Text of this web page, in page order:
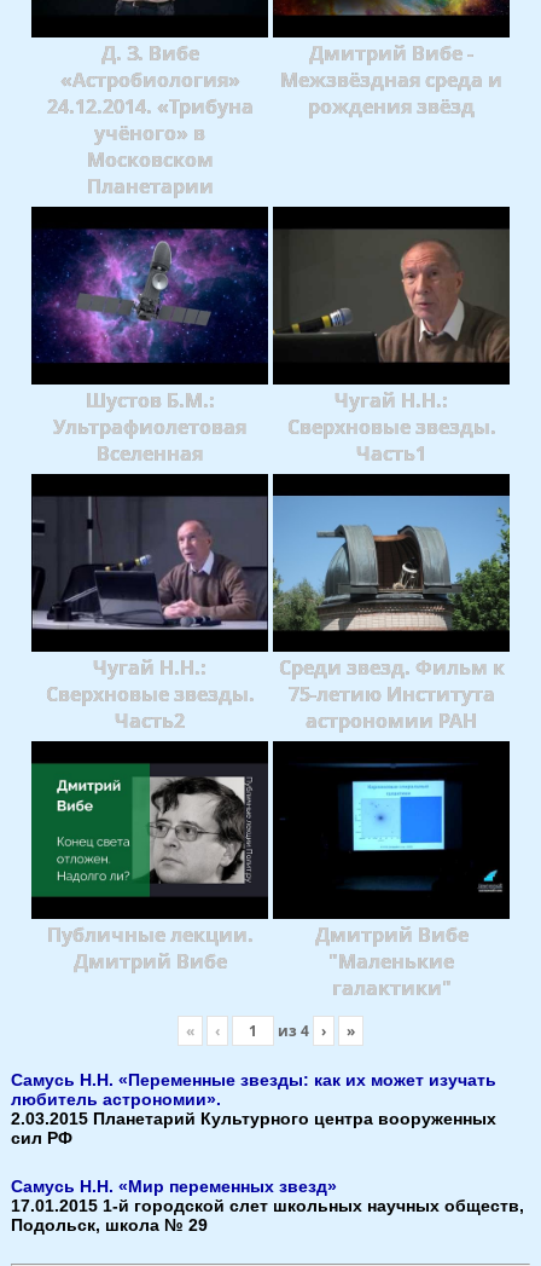
Д. З. Вибе
«Астробиология»
24.12.2014. «Трибуна
учёного» в
Московском
Планетарии
Дмитрий Вибе -
Межзвёздная среда и
рождения звёзд
Шустов Б.М.:
Ультрафиолетовая
Вселенная
Чугай Н.Н.:
Сверхновые звезды.
Часть1
Чугай Н.Н.:
Сверхновые звезды.
Часть2
Среди звезд. Фильм к
75-летию Института
астрономии РАН
Публичные лекции.
Дмитрий Вибе
Дмитрий Вибе
"Маленькие
галактики"
« ‹ из 4 › »
Самусь Н.Н. «Переменные звезды: как их может изучать
любитель астрономии».
2.03.2015 Планетарий Культурного центра вооруженных
сил РФ
Самусь Н.Н. «Мир переменных звезд»
17.01.2015 1-й городской слет школьных научных обществ,
Подольск, школа № 29